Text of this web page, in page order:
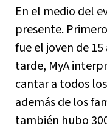
En el medio del
presente.
fue el joven de
tarde, MyA
cantar a todos
además de los
también hubo